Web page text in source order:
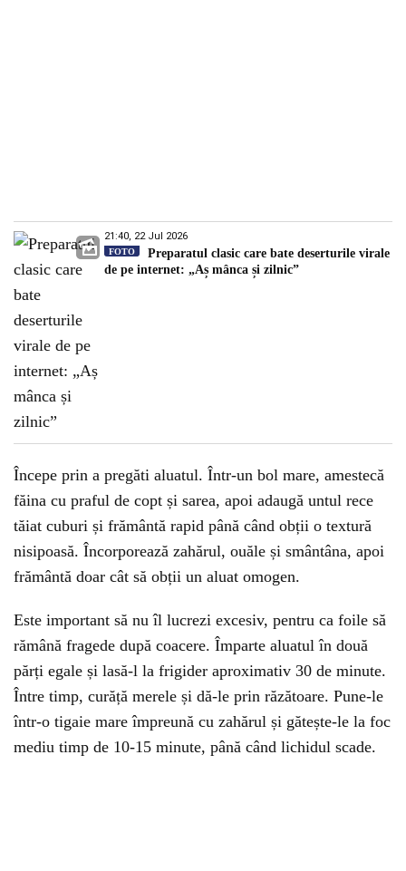
21:40, 22 Jul 2026
FOTO
Preparatul clasic care bate deserturile virale
de pe internet: „Aș mânca și zilnic”
Începe prin a pregăti aluatul. Într-un bol mare, amestecă
făina cu praful de copt și sarea, apoi adaugă untul rece
tăiat cuburi și frământă rapid până când obții o textură
nisipoasă. Încorporează zahărul, ouăle și smântâna, apoi
frământă doar cât să obții un aluat omogen.
Este important să nu îl lucrezi excesiv, pentru ca foile să
rămână fragede după coacere. Împarte aluatul în două
părți egale și lasă-l la frigider aproximativ 30 de minute.
Între timp, curăță merele și dă-le prin răzătoare. Pune-le
într-o tigaie mare împreună cu zahărul și gătește-le la foc
mediu timp de 10-15 minute, până când lichidul scade.